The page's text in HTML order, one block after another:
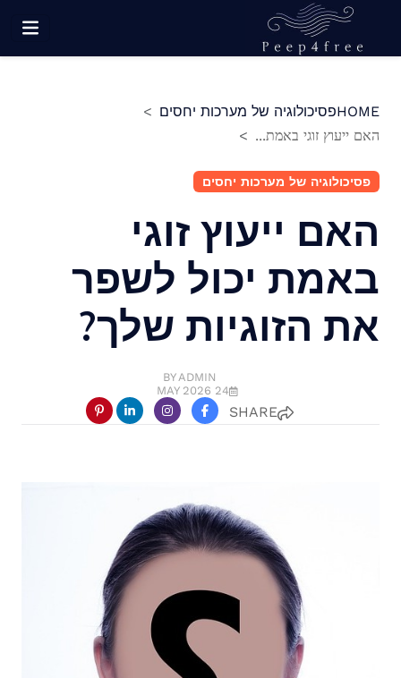
content
HOMEפסיכולוגיה של מערכות יחסים
האם ייעוץ זוגי באמת...
פסיכולוגיה של מערכות יחסים
האם ייעוץ זוגי
באמת יכול לשפר
את הזוגיות שלך?
BY ADMIN
24 MAY 2026
SHARE